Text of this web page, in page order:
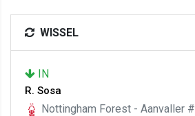
WISSEL
IN
R. Sosa
Nottingham Forest - Aanvaller #